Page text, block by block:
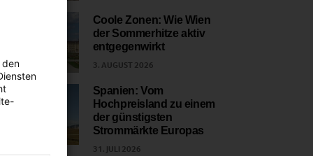
Coole Zonen: Wie Wien
der Sommerhitze aktiv
entgegenwirkt
3. AUGUST 2026
Spanien: Vom
Hochpreisland zu einem
der günstigsten
Strommärkte Europas
31. JULI 2026
den